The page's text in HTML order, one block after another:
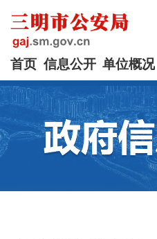
首页 信息公开 单位概况